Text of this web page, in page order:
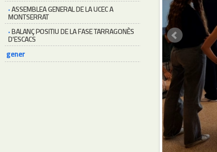
·ASSEMBLEA GENERAL DE LA UCEC A
MONTSERRAT
·BALANÇ POSITIU DE LA FASE TARRAGONÈS
D'ESCACS
gener